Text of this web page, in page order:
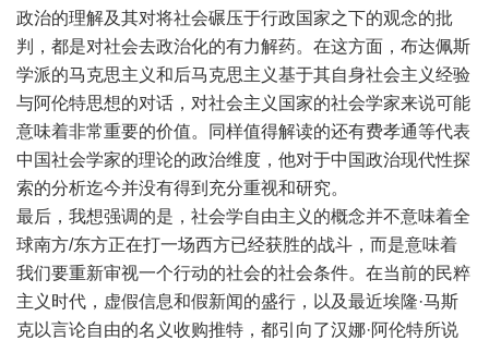
政治的理解及其对将社会碾压于行政国家之下的观念的批
判，都是对社会去政治化的有力解药。在这方面，布达佩斯
学派的马克思主义和后马克思主义基于其自身社会主义经验
与阿伦特思想的对话，对社会主义国家的社会学家来说可能
意味着非常重要的价值。同样值得解读的还有费孝通等代表
中国社会学家的理论的政治维度，他对于中国政治现代性探
索的分析迄今并没有得到充分重视和研究。
最后，我想强调的是，社会学自由主义的概念并不意味着全
球南方/东方正在打一场西方已经获胜的战斗，而是意味着
我们要重新审视一个行动的社会的社会条件。在当前的民粹
主义时代，虚假信息和假新闻的盛行，以及最近埃隆·马斯
克以言论自由的名义收购推特，都引向了汉娜·阿伦特所说